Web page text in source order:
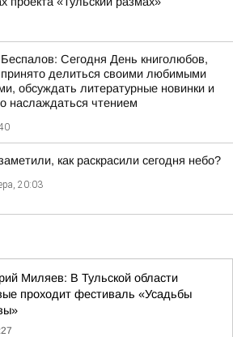
Сегодня День книголюбов,
принято делиться своими любимыми
обсуждать литературные новинки и
наслаждаться чтением
как раскрасили сегодня небо?
20:03
Миляев: В Тульской области
проходит фестиваль «Усадьбы